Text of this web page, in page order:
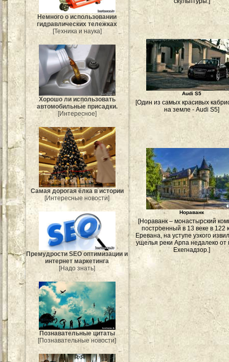
Немного о использовании
гидравлических тележках
[Техника и наука]
Хорошо ли использовать
автомобильные присадки.
[Интересное]
Самая дорогая ёлка в истории
[Интересные новости]
Премудрости SEO оптимизации и
интернет маркетинга
[Надо знать]
Познавательные цитаты
[Познавательные новости]
Audi S5
[Один из самых красивых
на земле - Audi S5]
Нораванк
[Нораванк – монастырский
построенный в 13 веке в 122
Еревана, на уступе узкого
ущелья реки Арпа недалеко от
Ехегнадзор.]